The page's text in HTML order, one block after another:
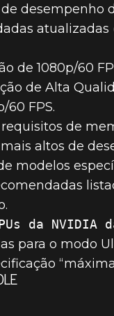
desempenho
de 1080p/60
de Alta
60 FPS.
de
altos de
modelos
para o modo